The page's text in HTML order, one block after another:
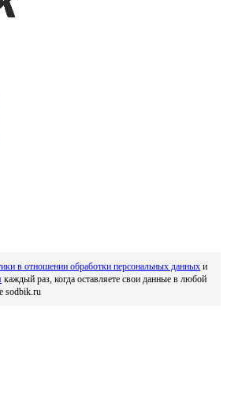
в отношении обработки персональных данных и
каждый раз, когда оставляете свои данные в любой
sodbik.ru